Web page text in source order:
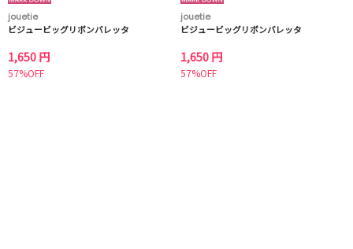
jouetie
ビジュービッグリボンバレッタ
1,650 円
57%OFF
jouetie
ビジュービッグリボンバレッタ
1,650 円
57%OFF